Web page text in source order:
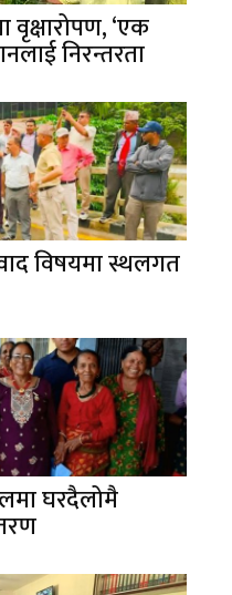
‘एक
निरन्तरता
विषयमा स्थलगत
घरदैलोमै